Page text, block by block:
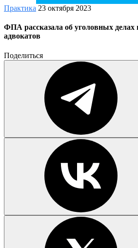
Практика 23 октября 2023
ФПА рассказала об уголовных делах
адвокатов
Поделиться